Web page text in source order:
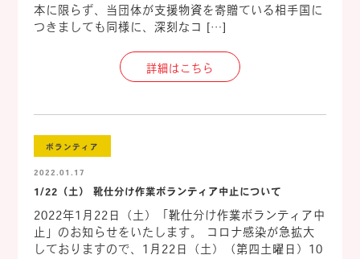
本に限らず、当団体が支援物資を寄贈ている相手国に
つきましても同様に、深刻なコ […]
詳細はこちら
ボランティア
2022.01.17
1/22（土） 靴仕分け作業ボランティア中止について
2022年1月22日（土）「靴仕分け作業ボランティア中
止」のお知らせをいたします。 コロナ感染が急拡大
しておりますので、1月22日（土）（第四土曜日）10